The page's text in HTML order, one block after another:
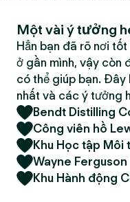
Một vài ý tưởng
Hẳn bạn đã rõ nơi
ở gần mình, vậy còn
có thể giúp bạn. Đây
nhất và các ý tưởng
Bendt Distilling
Công viên hồ
Khu Học tập
Wayne Ferguson
Khu Hành động